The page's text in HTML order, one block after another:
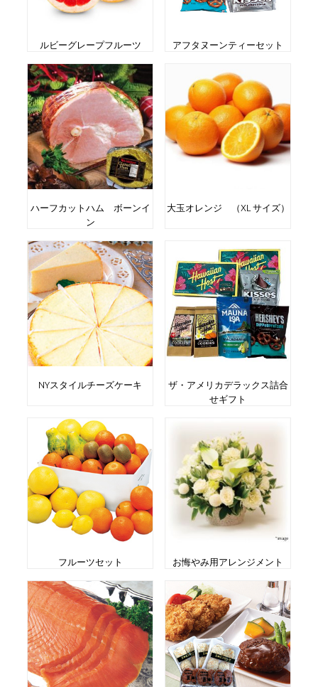
ルビーグレープフルーツ アフタヌーンティーセット
ハーフカットハム ボーンイ
ン
大玉オレンジ （XL サイズ）
NYスタイルチーズケーキ
ザ・アメリカデラックス詰合
せギフト
フルーツセット お悔やみ用アレンジメント